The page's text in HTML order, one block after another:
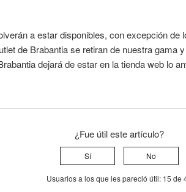
a estar disponibles, con excepción de
de Brabantia se retiran de nuestra gama
dejará de estar en la tienda web lo
¿Fue útil este artículo?
Sí No
Usuarios a los que les pareció útil: 15 de